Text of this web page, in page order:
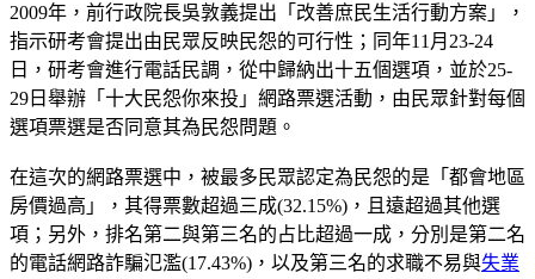
2009年，前行政院長吳敦義提出「改善庶民生活行動方案」，
指示研考會提出由民眾反映民怨的可行性；同年11月23-24
日，研考會進行電話民調，從中歸納出十五個選項，並於25-
29日舉辦「十大民怨你來投」網路票選活動，由民眾針對每個
選項票選是否同意其為民怨問題。
在這次的網路票選中，被最多民眾認定為民怨的是「都會地區
房價過高」，其得票數超過三成(32.15%)，且遠超過其他選
項；另外，排名第二與第三名的占比超過一成，分別是第二名
的電話網路詐騙氾濫(17.43%)，以及第三名的求職不易與失業